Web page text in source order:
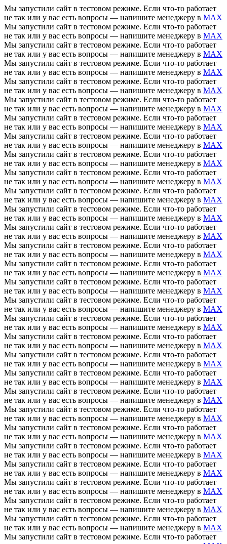
Мы запустили сайт в тестовом режиме. Если что-то работает
не так или у вас есть вопросы — напишите менеджеру в MAX
Мы запустили сайт в тестовом режиме. Если что-то работает
не так или у вас есть вопросы — напишите менеджеру в MAX
Мы запустили сайт в тестовом режиме. Если что-то работает
не так или у вас есть вопросы — напишите менеджеру в MAX
Мы запустили сайт в тестовом режиме. Если что-то работает
не так или у вас есть вопросы — напишите менеджеру в MAX
Мы запустили сайт в тестовом режиме. Если что-то работает
не так или у вас есть вопросы — напишите менеджеру в MAX
Мы запустили сайт в тестовом режиме. Если что-то работает
не так или у вас есть вопросы — напишите менеджеру в MAX
Мы запустили сайт в тестовом режиме. Если что-то работает
не так или у вас есть вопросы — напишите менеджеру в MAX
Мы запустили сайт в тестовом режиме. Если что-то работает
не так или у вас есть вопросы — напишите менеджеру в MAX
Мы запустили сайт в тестовом режиме. Если что-то работает
не так или у вас есть вопросы — напишите менеджеру в MAX
Мы запустили сайт в тестовом режиме. Если что-то работает
не так или у вас есть вопросы — напишите менеджеру в MAX
Мы запустили сайт в тестовом режиме. Если что-то работает
не так или у вас есть вопросы — напишите менеджеру в MAX
Мы запустили сайт в тестовом режиме. Если что-то работает
не так или у вас есть вопросы — напишите менеджеру в MAX
Мы запустили сайт в тестовом режиме. Если что-то работает
не так или у вас есть вопросы — напишите менеджеру в MAX
Мы запустили сайт в тестовом режиме. Если что-то работает
не так или у вас есть вопросы — напишите менеджеру в MAX
Мы запустили сайт в тестовом режиме. Если что-то работает
не так или у вас есть вопросы — напишите менеджеру в MAX
Мы запустили сайт в тестовом режиме. Если что-то работает
не так или у вас есть вопросы — напишите менеджеру в MAX
Мы запустили сайт в тестовом режиме. Если что-то работает
не так или у вас есть вопросы — напишите менеджеру в MAX
Мы запустили сайт в тестовом режиме. Если что-то работает
не так или у вас есть вопросы — напишите менеджеру в MAX
Мы запустили сайт в тестовом режиме. Если что-то работает
не так или у вас есть вопросы — напишите менеджеру в MAX
Мы запустили сайт в тестовом режиме. Если что-то работает
не так или у вас есть вопросы — напишите менеджеру в MAX
Мы запустили сайт в тестовом режиме. Если что-то работает
не так или у вас есть вопросы — напишите менеджеру в MAX
Мы запустили сайт в тестовом режиме. Если что-то работает
не так или у вас есть вопросы — напишите менеджеру в MAX
Мы запустили сайт в тестовом режиме. Если что-то работает
не так или у вас есть вопросы — напишите менеджеру в MAX
Мы запустили сайт в тестовом режиме. Если что-то работает
не так или у вас есть вопросы — напишите менеджеру в MAX
Мы запустили сайт в тестовом режиме. Если что-то работает
не так или у вас есть вопросы — напишите менеджеру в MAX
Мы запустили сайт в тестовом режиме. Если что-то работает
не так или у вас есть вопросы — напишите менеджеру в MAX
Мы запустили сайт в тестовом режиме. Если что-то работает
не так или у вас есть вопросы — напишите менеджеру в MAX
Мы запустили сайт в тестовом режиме. Если что-то работает
не так или у вас есть вопросы — напишите менеджеру в MAX
Мы запустили сайт в тестовом режиме. Если что-то работает
не так или у вас есть вопросы — напишите менеджеру в MAX
Мы запустили сайт в тестовом режиме. Если что-то работает